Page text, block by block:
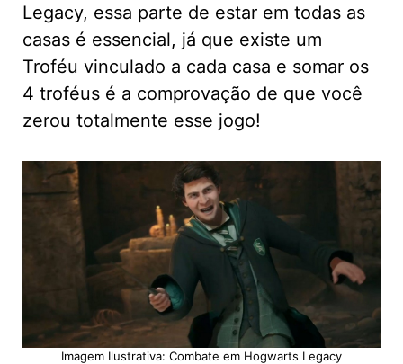
Legacy, essa parte de estar em todas as
casas é essencial, já que existe um
Troféu vinculado a cada casa e somar os
4 troféus é a comprovação de que você
zerou totalmente esse jogo!
Imagem Ilustrativa: Combate em Hogwarts Legacy